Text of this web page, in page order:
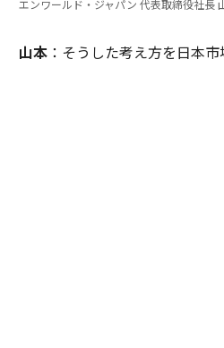
エンワールド・ジャパン 代表取締役社長
山本：そうした考え方を日本